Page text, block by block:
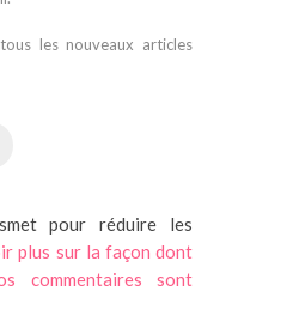
les nouveaux articles
pour réduire les
plus sur la façon dont
commentaires sont